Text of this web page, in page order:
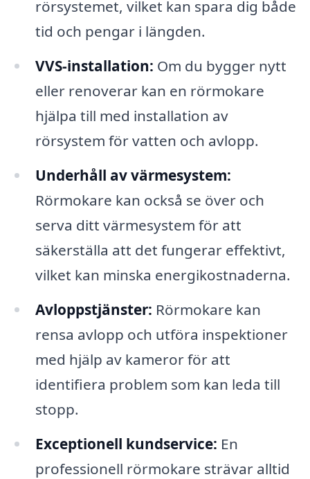
rörsystemet, vilket kan spara dig både
tid och pengar i längden.
VVS-installation: Om du bygger nytt
eller renoverar kan en rörmokare
hjälpa till med installation av
rörsystem för vatten och avlopp.
Underhåll av värmesystem:
Rörmokare kan också se över och
serva ditt värmesystem för att
säkerställa att det fungerar effektivt,
vilket kan minska energikostnaderna.
Avloppstjänster: Rörmokare kan
rensa avlopp och utföra inspektioner
med hjälp av kameror för att
identifiera problem som kan leda till
stopp.
Exceptionell kundservice: En
professionell rörmokare strävar alltid